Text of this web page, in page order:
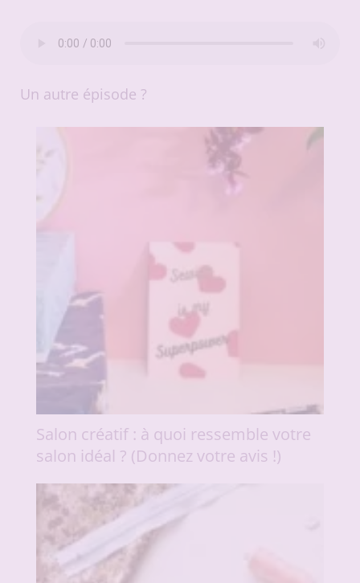
Un autre épisode ?
Salon créatif : à quoi ressemble votre
salon idéal ? (Donnez votre avis !)